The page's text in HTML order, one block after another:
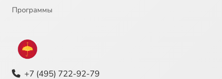
Программы
+7 (495) 722-92-79